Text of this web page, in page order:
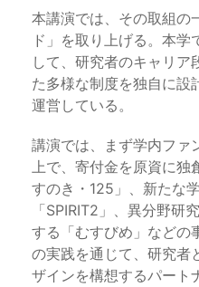
本講演では、その取組の
ド」を取り上げる。本学
して、研究者のキャリア
た多様な制度を独自に設
運営している。
講演では、まず学内ファ
上で、寄付金を原資に独
すのき・125」、新たな
「SPIRIT2」、異分野研
する「むすびめ」などの
の実践を通じて、研究者
ザインを構想するパート